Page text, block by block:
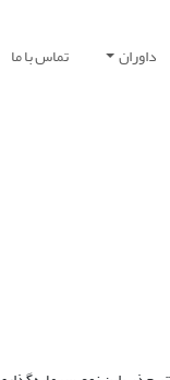
داوران تماس با ما